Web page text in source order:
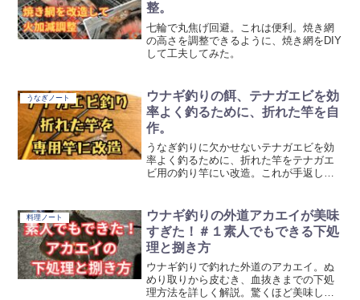
整。
七輪で丸焦げ回避。これは便利。焼き網
の高さを調整できるように、焼き網をDIY
して工夫してみた。
うなぎノート
ウナギ釣りの餌、テナガエビを効
率よく釣るために、折れた竿を自
作。
うなぎ釣りに欠かせないテナガエビを効
率よく釣るために、折れた竿をテナガエ
ビ用の釣り竿にい改造。これが手返し良
料理ノート
ウナギ釣りの外道アカエイが美味
すぎた！＃１素人でもできる下処
理と捌き方
ウナギ釣りで釣れた外道のアカエイ。ぬ
めり取りから皮むき、血抜きまでの下処
理方法を詳しく解説。驚くほど美味しい